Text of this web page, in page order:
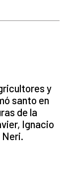
y
santo en
de la
Ignacio
Neri.